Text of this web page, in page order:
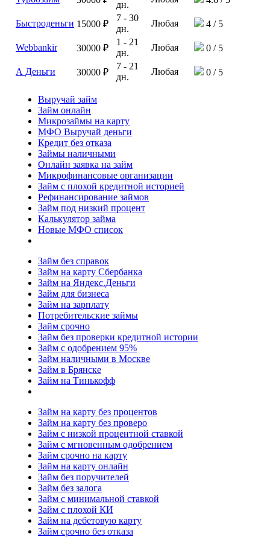
дн.
Быстроденьги 15000 ₽
7 - 30
дн.
Любая 4 / 5
Webbankir 30000 ₽
1 - 21
дн.
Любая 0 / 5
А Деньги 30000 ₽
7 - 21
дн.
Любая 0 / 5
Выручай займ
Займ онлайн
Микрозаймы на карту
МФО Выручай деньги
Кредит без отказа
Займы наличными
Онлайн заявка на займ
Микрофинансовые организации
Займ с плохой кредитной историей
Рефинансирование займов
Займ под низкий процент
Калькулятор займа
Новые МФО список
Займ без справок
Займ на карту Сбербанка
Займ на Яндекс.Деньги
Займ для бизнеса
Займ на зарплату
Потребительские займы
Займ срочно
Займ без проверки кредитной истории
Займ с одобрением 95%
Займ наличными в Москве
Займ в Брянске
Займ на Тинькофф
Займ на карту без процентов
Займ на карту без проверо
Займ с низкой процентной ставкой
Займ с мгновенным одобрением
Займ срочно на карту
Займ на карту онлайн
Займ без поручителей
Займ без залога
Займ с минимальной ставкой
Займ с плохой КИ
Займ на дебетовую карту
Займ срочно без отказа